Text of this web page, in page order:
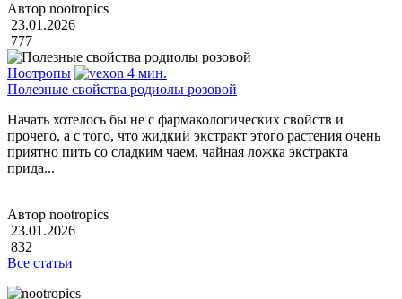
Автор nootropics
23.01.2026
777
Ноотропы
4 мин.
Полезные свойства родиолы розовой
Начать хотелось бы не с фармакологических свойств и
прочего, а с того, что жидкий экстракт этого растения очень
приятно пить со сладким чаем, чайная ложка экстракта
прида...
Автор nootropics
23.01.2026
832
Все статьи